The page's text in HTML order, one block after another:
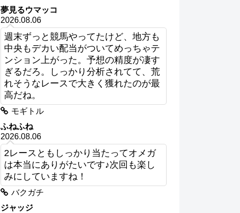
夢見るウマッコ
2026.08.06
週末ずっと競馬やってたけど、地方も
中央もデカい配当がついてめっちゃテ
ンション上がった。予想の精度が凄す
ぎるだろ。しっかり分析されてて、荒
れそうなレースで大きく獲れたのが最
高だね。
モギトル
ふねふね
2026.08.06
2レースともしっかり当たってオメガ
は本当にありがたいです♪次回も楽し
みにしていますね！
バクガチ
ジャッジ